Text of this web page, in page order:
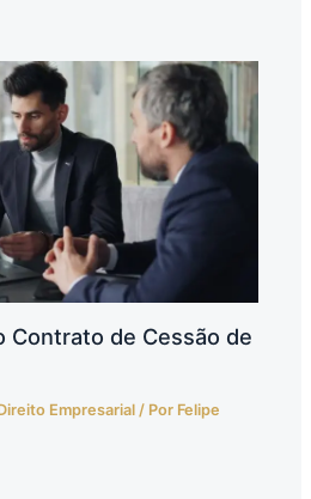
Contrato de Cessão de
Empresarial / Por Felipe